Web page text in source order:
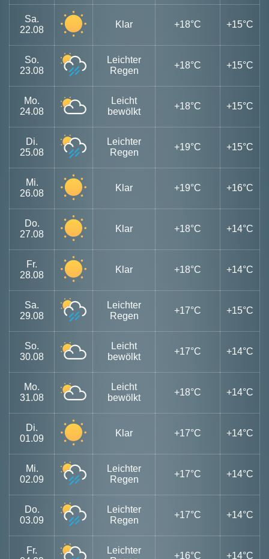
Sa.
22.08
Klar +18°C +15°C
So.
23.08
Leichter
Regen
+18°C +15°C
Mo.
24.08
Leicht
bewölkt
+18°C +15°C
Di.
25.08
Leichter
Regen
+19°C +15°C
Mi.
26.08
Klar +19°C +16°C
Do.
27.08
Klar +18°C +14°C
Fr.
28.08
Klar +18°C +14°C
Sa.
29.08
Leichter
Regen
+17°C +15°C
So.
30.08
Leicht
bewölkt
+17°C +14°C
Mo.
31.08
Leicht
bewölkt
+18°C +14°C
Di.
01.09
Klar +17°C +14°C
Mi.
02.09
Leichter
Regen
+17°C +14°C
Do.
03.09
Leichter
Regen
+17°C +14°C
Fr.
Leichter
+16°C +14°C